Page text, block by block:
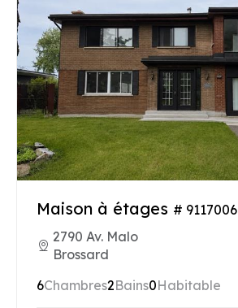
Maison à étages # 9117006
2790 Av. Malo
Brossard
6Chambres2Bains0Habitable